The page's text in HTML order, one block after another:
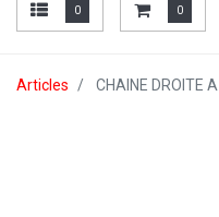
0 0
Articles CHAINE DROITE